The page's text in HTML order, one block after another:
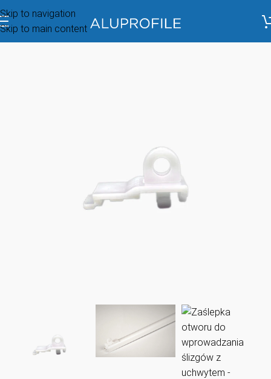
Skip to navigation
Skip to main content